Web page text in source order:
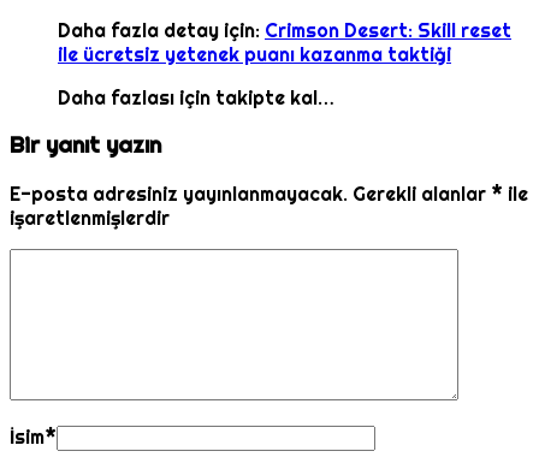
Daha fazla detay için: Crimson Desert: Skill reset
ile ücretsiz yetenek puanı kazanma taktiği
Daha fazlası için takipte kal…
Bir yanıt yazın
E-posta adresiniz yayınlanmayacak. Gerekli alanlar * ile
işaretlenmişlerdir
İsim*